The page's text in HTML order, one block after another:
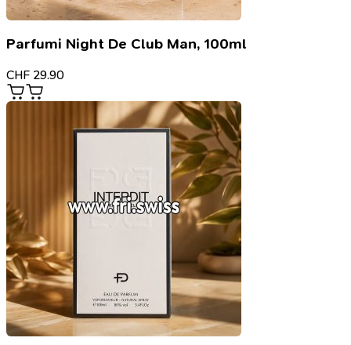
Parfumi Night De Club Man, 100ml
CHF 29.90